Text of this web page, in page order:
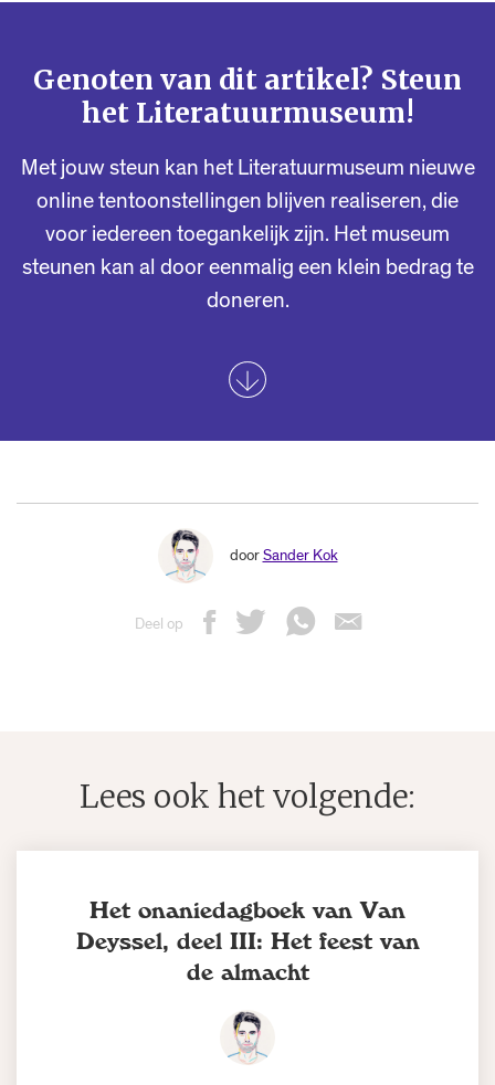
Genoten van dit artikel? Steun
het Literatuurmuseum!
Met jouw steun kan het Literatuurmuseum nieuwe
online tentoonstellingen blijven realiseren, die
voor iedereen toegankelijk zijn. Het museum
steunen kan al door eenmalig een klein bedrag te
doneren.
doorSander Kok
Deel op
Lees ook het volgende:
Het onaniedagboek van Van
Deyssel, deel III: Het feest van
de almacht